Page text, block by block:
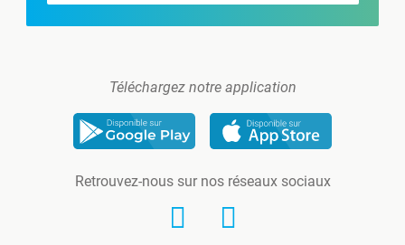
Téléchargez notre application
Retrouvez-nous sur nos réseaux sociaux